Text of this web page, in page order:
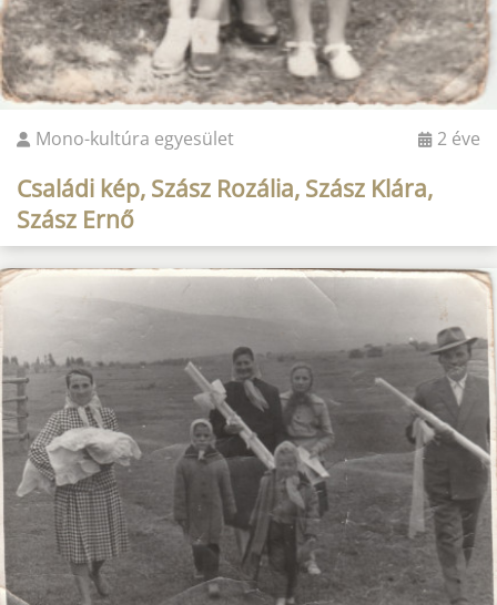
Mono-kultúra egyesület 2 éve
Családi kép, Szász Rozália, Szász Klára,
Szász Ernő